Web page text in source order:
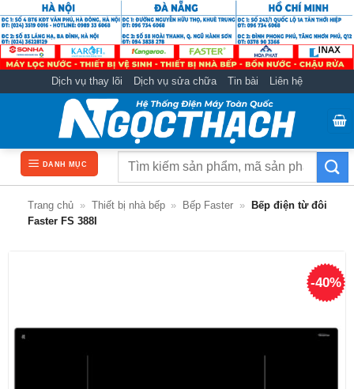
qua
nội
dung
Dịch vụ thay lõi Dịch vụ sửa chữa Tin bài Liên hệ
DANH MỤC
Tìm
Trang chủ » Thiết bị nhà bếp » Bếp Faster »
Bếp điện từ đôi
Faster FS 388I
-40%